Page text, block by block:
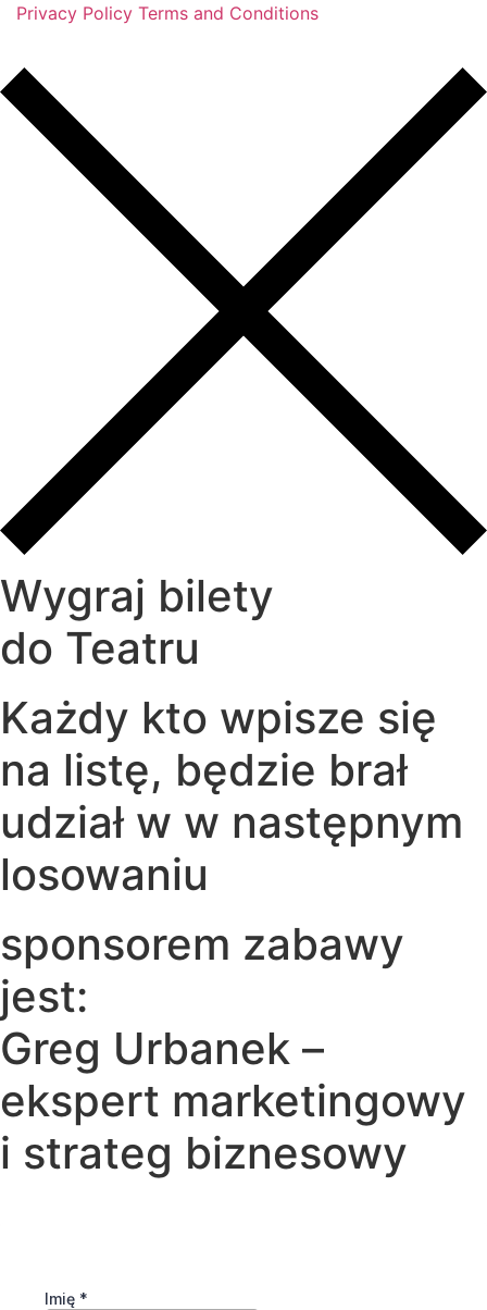
Privacy Policy Terms and Conditions
Wygraj bilety
do Teatru
Każdy kto wpisze się
na listę, będzie brał
udział w w następnym
losowaniu
sponsorem zabawy
jest:
Greg Urbanek –
ekspert marketingowy
i strateg biznesowy